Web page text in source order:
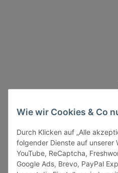
Wie wir Cookies & Co
Durch Klicken auf „Alle
folgender Dienste auf unserer
YouTube, ReCaptcha,
Google Ads, Brevo, PayPal